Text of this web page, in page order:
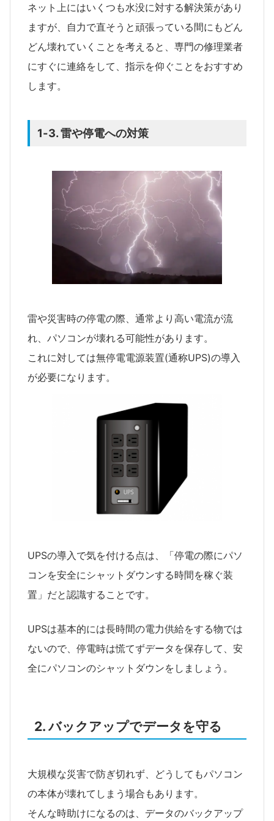
ネット上にはいくつも水没に対する解決策があり
ますが、自力で直そうと頑張っている間にもどん
どん壊れていくことを考えると、専門の修理業者
にすぐに連絡をして、指示を仰ぐことをおすすめ
します。
1-3. 雷や停電への対策
雷や災害時の停電の際、通常より高い電流が流
れ、パソコンが壊れる可能性があります。
これに対しては無停電電源装置(通称UPS)の導入
が必要になります。
UPSの導入で気を付ける点は、「停電の際にパソ
コンを安全にシャットダウンする時間を稼ぐ装
置」だと認識することです。
UPSは基本的には長時間の電力供給をする物では
ないので、停電時は慌てずデータを保存して、安
全にパソコンのシャットダウンをしましょう。
2. バックアップでデータを守る
大規模な災害で防ぎ切れず、どうしてもパソコン
の本体が壊れてしまう場合もあります。
そんな時助けになるのは、データのバックアップ